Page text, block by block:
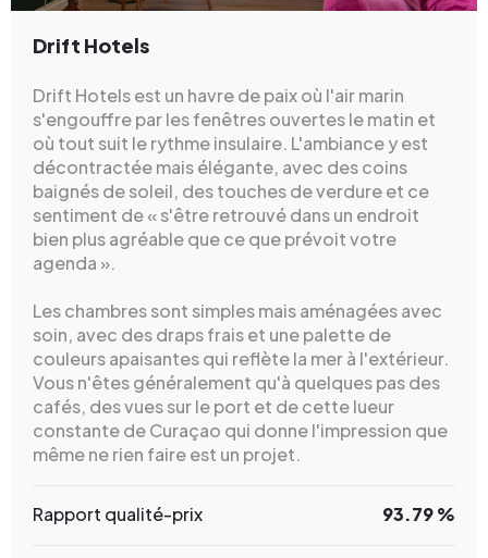
Drift Hotels
Drift Hotels est un havre de paix où l'air marin
s'engouffre par les fenêtres ouvertes le matin et
où tout suit le rythme insulaire. L'ambiance y est
décontractée mais élégante, avec des coins
baignés de soleil, des touches de verdure et ce
sentiment de « s'être retrouvé dans un endroit
bien plus agréable que ce que prévoit votre
agenda ».
Les chambres sont simples mais aménagées avec
soin, avec des draps frais et une palette de
couleurs apaisantes qui reflète la mer à l'extérieur.
Vous n'êtes généralement qu'à quelques pas des
cafés, des vues sur le port et de cette lueur
constante de Curaçao qui donne l'impression que
même ne rien faire est un projet.
Rapport qualité-prix 93.79 %